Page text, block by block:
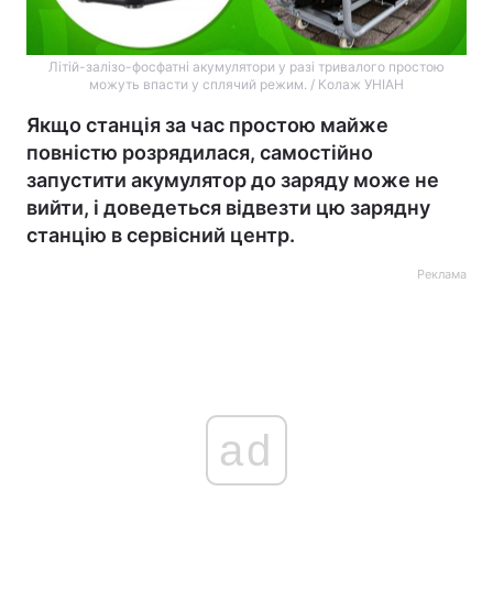
Літій-залізо-фосфатні акумулятори у разі тривалого простою
можуть впасти у сплячий режим. / Колаж УНІАН
Якщо станція за час простою майже
повністю розрядилася, самостійно
запустити акумулятор до заряду може не
вийти, і доведеться відвезти цю зарядну
станцію в сервісний центр.
Реклама
ad